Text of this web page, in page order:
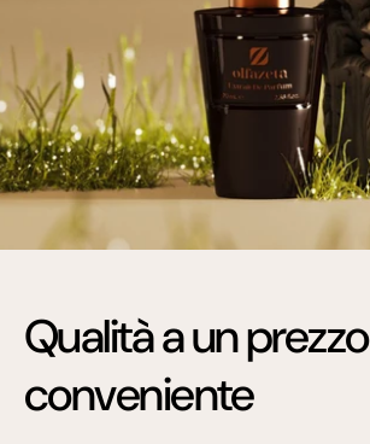
Qualità a un prezzo
conveniente